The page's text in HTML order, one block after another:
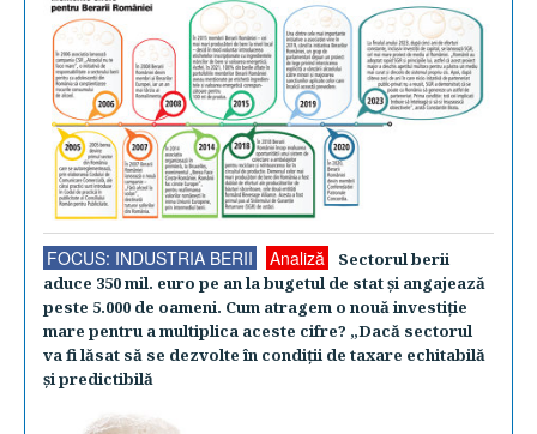
FOCUS: INDUSTRIA BERII Analiză
Sectorul berii
aduce 350 mil. euro pe an la bugetul de stat şi angajează
peste 5.000 de oameni. Cum atragem o nouă investiţie
mare pentru a multiplica aceste cifre? „Dacă sectorul
va fi lăsat să se dezvolte în condiţii de taxare echitabilă
şi predictibilă